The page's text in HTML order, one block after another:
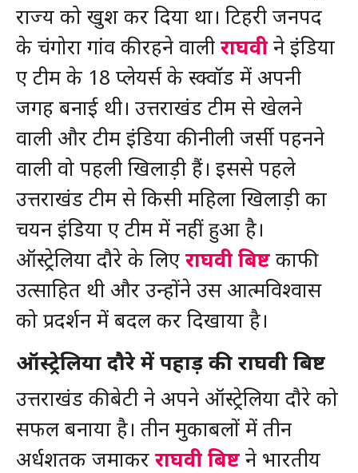
राज्य को खुश कर दिया था। टिहरी जनपद
के चंगोरा गांव की रहने वाली राघवी ने इंडिया
ए टीम के 18 प्लेयर्स के स्क्वॉड में अपनी
जगह बनाई थी। उत्तराखंड टीम से खेलने
वाली और टीम इंडिया की नीली जर्सी पहनने
वाली वो पहली खिलाड़ी हैं। इससे पहले
उत्तराखंड टीम से किसी महिला खिलाड़ी का
चयन इंडिया ए टीम में नहीं हुआ है।
ऑस्ट्रेलिया दौरे के लिए राघवी बिष्टकाफी
उत्साहित थी और उन्होंने उस आत्मविश्वास
को प्रदर्शन में बदल कर दिखाया है।
ऑस्ट्रेलिया दौरे में पहाड़ की राघवी बिष्ट
उत्तराखंड की बेटी ने अपने ऑस्ट्रेलिया दौरे को
सफल बनाया है। तीन मुकाबलों में तीन
अर्धशतक जमाकर राघवी बिष्टने भारतीय